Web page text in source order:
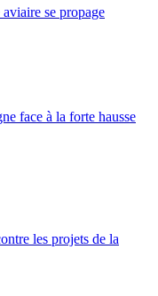
se propage
face à la forte hausse
les projets de la